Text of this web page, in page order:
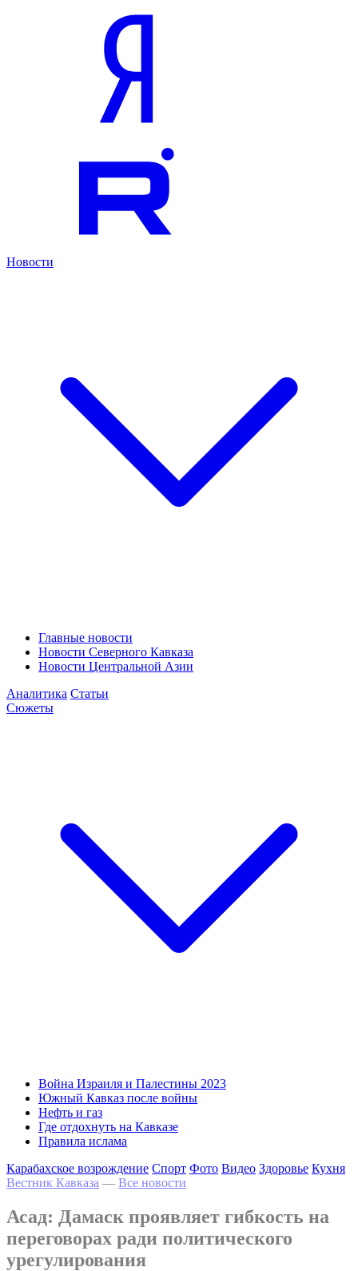
Новости
Главные новости
Новости Северного Кавказа
Новости Центральной Азии
Аналитика Статьи
Сюжеты
Война Израиля и Палестины 2023
Южный Кавказ после войны
Нефть и газ
Где отдохнуть на Кавказе
Правила ислама
Карабахское возрождение Спорт Фото Видео Здоровье Кухня
Вестник Кавказа — Все новости
Асад: Дамаск проявляет гибкость на
переговорах ради политического
урегулирования